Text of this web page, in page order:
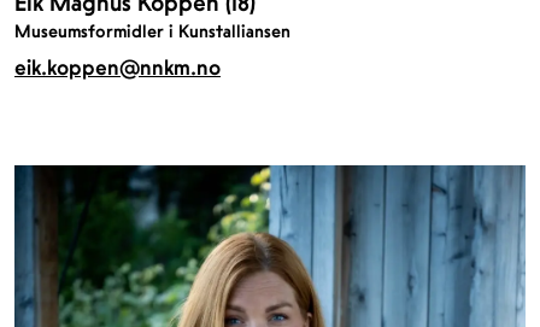
Museumsformidler i Kunstalliansen
eik.koppen@nnkm.no